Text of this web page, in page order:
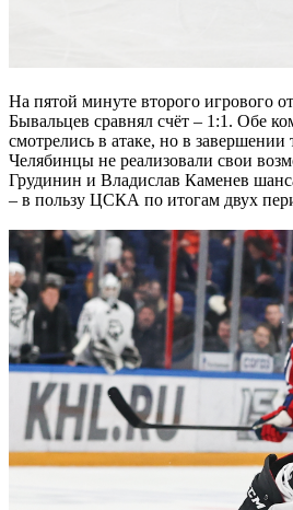
На пятой минуте второго игрового
Бывальцев сравнял счёт – 1:1. Обе
смотрелись в атаке, но в
Челябинцы не реализовали свои
Грудинин и Владислав Каменев
– в пользу ЦСКА по итогам двух